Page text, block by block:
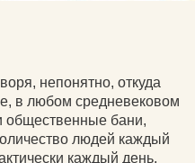
непонятно, откуда
в любом средневековом
общественные бани,
людей каждый
каждый день,